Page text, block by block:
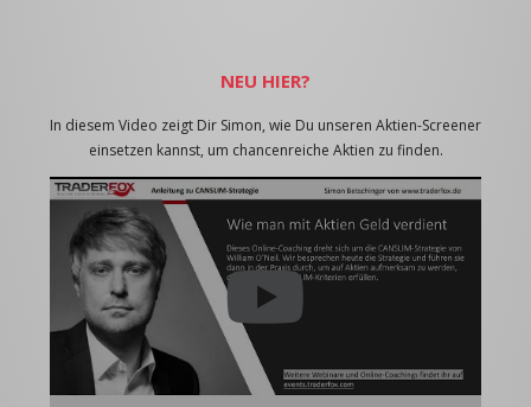
NEU HIER?
In diesem Video zeigt Dir Simon, wie Du unseren Aktien-Screener
einsetzen kannst, um chancenreiche Aktien zu finden.